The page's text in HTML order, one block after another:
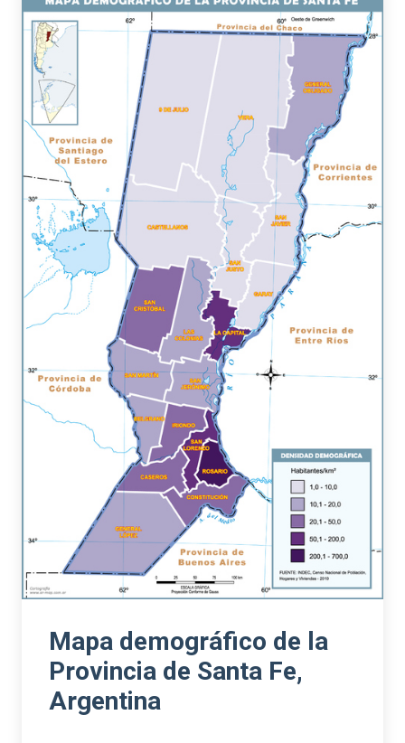
Mapa demográfico de la
Provincia de Santa Fe,
Argentina